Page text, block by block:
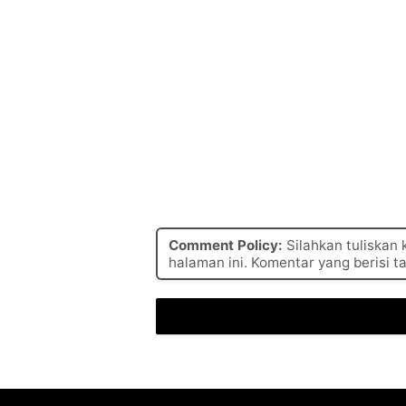
Comment Policy: Silahkan tuliskan
halaman ini. Komentar yang berisi